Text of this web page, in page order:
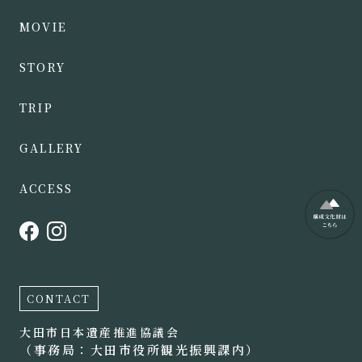
MOVIE
STORY
TRIP
GALLERY
ACCESS
CONTACT
大田市日本遺産推進協議会
（事務局：大田市役所観光振興課内）